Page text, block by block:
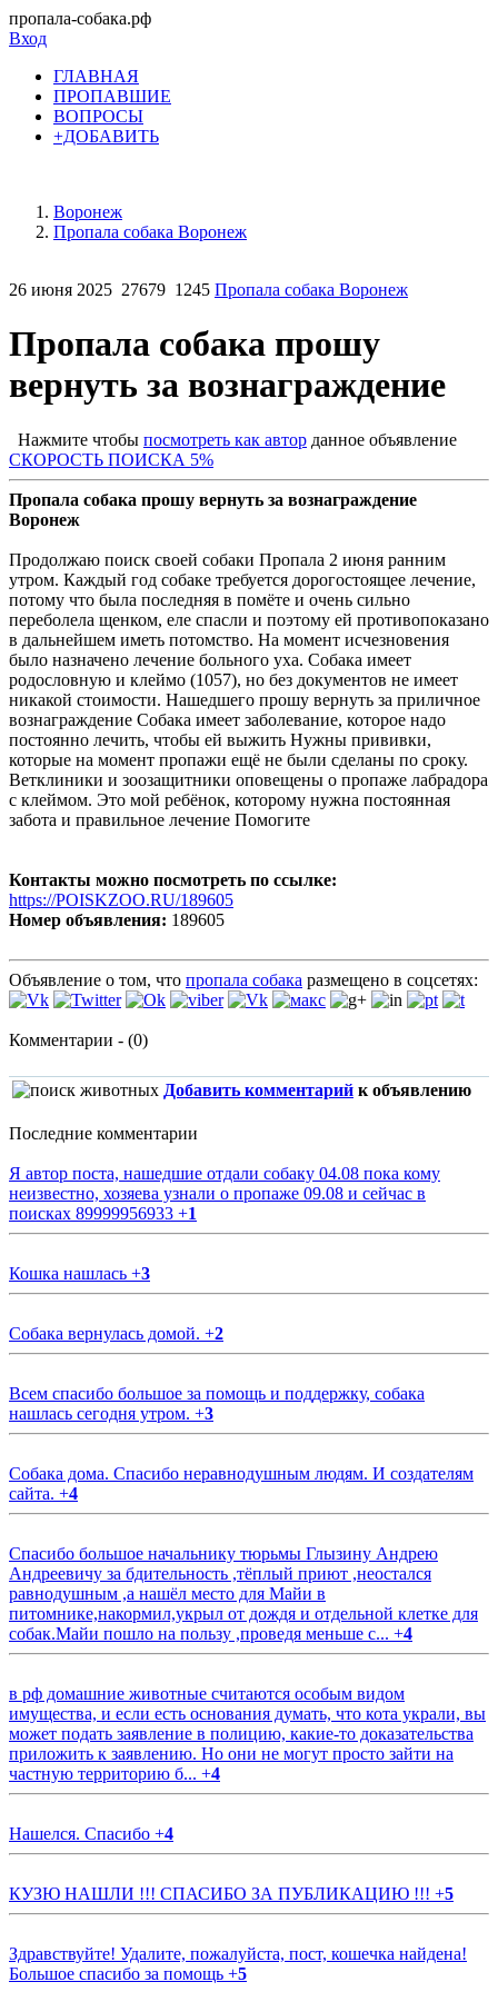
пропала-собака.рф
Вход
ГЛАВНАЯ
ПРОПАВШИЕ
ВОПРОСЫ
+ДОБАВИТЬ
Воронеж
Пропала собака Воронеж
26 июня 2025 27679 1245 Пропала собака Воронеж
Пропала собака прошу
вернуть за вознаграждение
Нажмите чтобы посмотреть как автор данное объявление
СКОРОСТЬ ПОИСКА 5%
Пропала собака прошу вернуть за вознаграждение
Воронеж
Продолжаю поиск своей собаки Пропала 2 июня ранним
утром. Каждый год собаке требуется дорогостоящее лечение,
потому что была последняя в помёте и очень сильно
переболела щенком, еле спасли и поэтому ей противопоказано
в дальнейшем иметь потомство. На момент исчезновения
было назначено лечение больного уха. Собака имеет
родословную и клеймо (1057), но без документов не имеет
никакой стоимости. Нашедшего прошу вернуть за приличное
вознаграждение Собака имеет заболевание, которое надо
постоянно лечить, чтобы ей выжить Нужны прививки,
которые на момент пропажи ещё не были сделаны по сроку.
Ветклиники и зоозащитники оповещены о пропаже лабрадора
с клеймом. Это мой ребёнок, которому нужна постоянная
забота и правильное лечение Помогите
Контакты можно посмотреть по ссылке:
https://POISKZOO.RU/189605
Номер объявления: 189605
Объявление о том, что пропала собака размещено в соцсетях:
Комментарии - (0)
Добавить комментарий к объявлению
Последние комментарии
Я автор поста, нашедшие отдали собаку 04.08 пока кому
неизвестно, хозяева узнали о пропаже 09.08 и сейчас в
поисках 89999956933 +1
Кошка нашлась +3
Собака вернулась домой. +2
Всем спасибо большое за помощь и поддержку, собака
нашлась сегодня утром. +3
Собака дома. Спасибо неравнодушным людям. И создателям
сайта. +4
Спасибо большое начальнику тюрьмы Глызину Андрею
Андреевичу за бдительность ,тёплый приют ,неостался
равнодушным ,а нашёл место для Майи в
питомнике,накормил,укрыл от дождя и отдельной клетке для
собак.Майи пошло на пользу ,проведя меньше с... +4
в рф домашние животные считаются особым видом
имущества, и если есть основания думать, что кота украли, вы
может подать заявление в полицию, какие-то доказательства
приложить к заявлению. Но они не могут просто зайти на
частную территорию б... +4
Нашелся. Спасибо +4
КУЗЮ НАШЛИ !!! СПАСИБО ЗА ПУБЛИКАЦИЮ !!! +5
Здравствуйте! Удалите, пожалуйста, пост, кошечка найдена!
Большое спасибо за помощь +5